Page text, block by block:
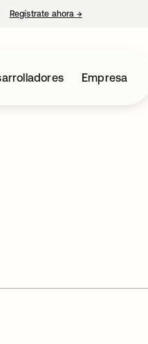
Regístrate ahora →se abre en una
Empresa